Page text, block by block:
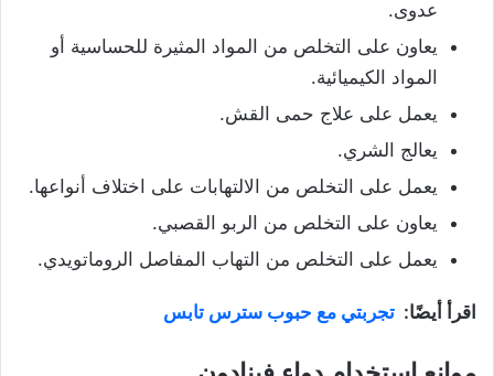
عدوى.
يعاون على التخلص من المواد المثيرة للحساسية أو
المواد الكيميائية.
يعمل على علاج حمى القش.
يعالج الشري.
يعمل على التخلص من الالتهابات على اختلاف أنواعها.
يعاون على التخلص من الربو القصبي.
يعمل على التخلص من التهاب المفاصل الروماتويدي.
اقرأ أيضًا: تجربتي مع حبوب سترس تابس